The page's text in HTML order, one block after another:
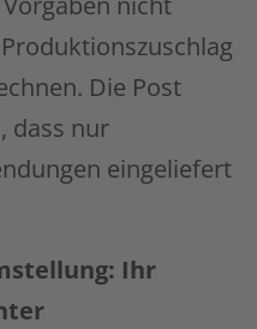
Die Post
dass nur
eingeliefert
Ihr